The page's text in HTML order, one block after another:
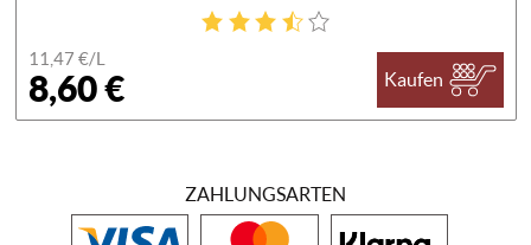
11,47 €/L
8,60 € Kaufen
ZAHLUNGSARTEN